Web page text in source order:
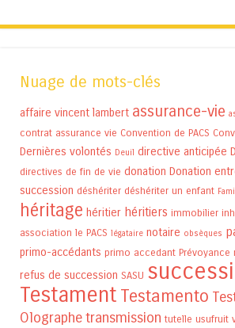
Nuage de mots-clés
affaire vincent lambert assurance-vie
contrat assurance vie Convention de PACS
Dernières volontés Deuil directive anticipée
directives de fin de vie donation Donation
succession déshériter déshériter un enfant
héritage héritier héritiers immobilier
association le PACS légataire notaire obsèques
primo-accédants primo accedant Prévoyance
refus de succession SASU
Testament Testamento
Olographetransmission tutelle usufruit